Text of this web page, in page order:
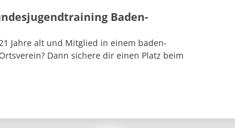
Baden-
Jahre alt und Mitglied in einem baden-
Dann sichere dir einen Platz beim